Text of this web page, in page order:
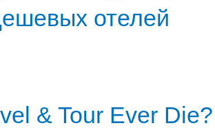
отелей
& Tour Ever Die?